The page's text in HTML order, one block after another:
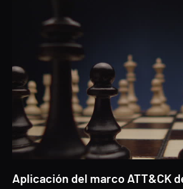
Aplicación del marco ATT&CK